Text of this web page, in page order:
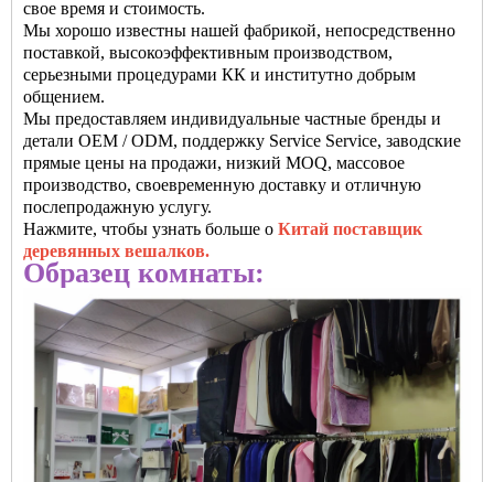
свое время и стоимость.
Мы хорошо известны нашей фабрикой, непосредственно
поставкой, высокоэффективным производством,
серьезными процедурами КК и институтно добрым
общением.
Мы предоставляем индивидуальные частные бренды и
детали OEM / ODM, поддержку Service Service, заводские
прямые цены на продажи, низкий MOQ, массовое
производство, своевременную доставку и отличную
послепродажную услугу.
Нажмите, чтобы узнать больше о Китай поставщик
деревянных вешалков.
Образец комнаты: